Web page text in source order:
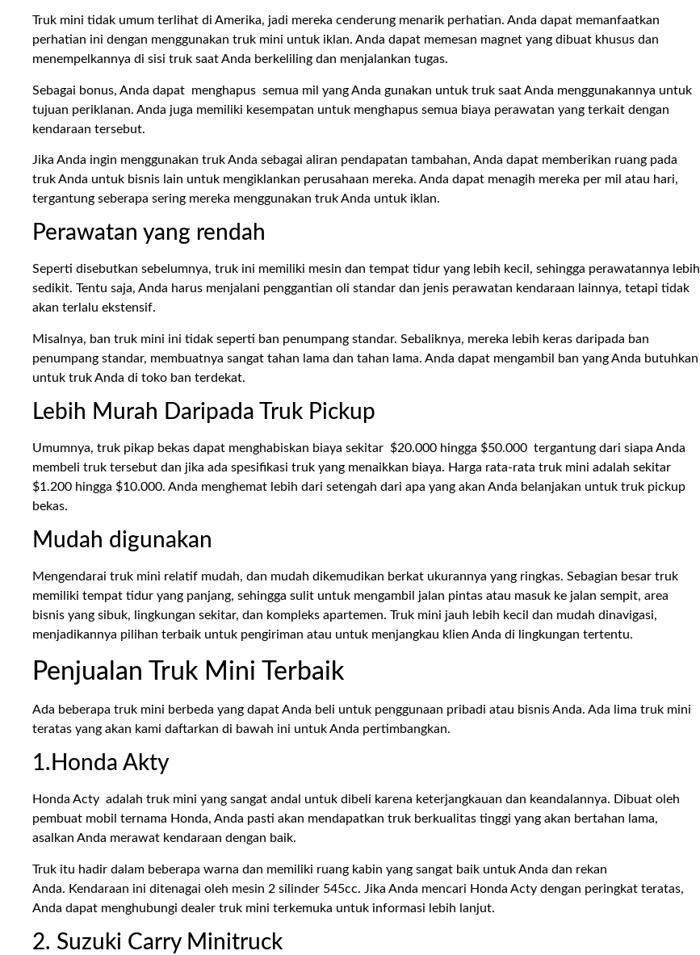
Truk mini tidak umum terlihat di Amerika, jadi mereka cenderung menarik perhatian. Anda dapat memanfaatkan
perhatian ini dengan menggunakan truk mini untuk iklan. Anda dapat memesan magnet yang dibuat khusus dan
menempelkannya di sisi truk saat Anda berkeliling dan menjalankan tugas.
Sebagai bonus, Anda dapat menghapus semua mil yang Anda gunakan untuk truk saat Anda menggunakannya untuk
tujuan periklanan. Anda juga memiliki kesempatan untuk menghapus semua biaya perawatan yang terkait dengan
kendaraan tersebut.
Jika Anda ingin menggunakan truk Anda sebagai aliran pendapatan tambahan, Anda dapat memberikan ruang pada
truk Anda untuk bisnis lain untuk mengiklankan perusahaan mereka. Anda dapat menagih mereka per mil atau hari,
tergantung seberapa sering mereka menggunakan truk Anda untuk iklan.
Perawatan yang rendah
Seperti disebutkan sebelumnya, truk ini memiliki mesin dan tempat tidur yang lebih kecil, sehingga perawatannya lebih
sedikit. Tentu saja, Anda harus menjalani penggantian oli standar dan jenis perawatan kendaraan lainnya, tetapi tidak
akan terlalu ekstensif.
Misalnya, ban truk mini ini tidak seperti ban penumpang standar. Sebaliknya, mereka lebih keras daripada ban
penumpang standar, membuatnya sangat tahan lama dan tahan lama. Anda dapat mengambil ban yang Anda butuhkan
untuk truk Anda di toko ban terdekat.
Lebih Murah Daripada Truk Pickup
Umumnya, truk pikap bekas dapat menghabiskan biaya sekitar $20.000 hingga $50.000 tergantung dari siapa Anda
membeli truk tersebut dan jika ada spesifikasi truk yang menaikkan biaya. Harga rata-rata truk mini adalah sekitar
$1.200 hingga $10.000. Anda menghemat lebih dari setengah dari apa yang akan Anda belanjakan untuk truk pickup
bekas.
Mudah digunakan
Mengendarai truk mini relatif mudah, dan mudah dikemudikan berkat ukurannya yang ringkas. Sebagian besar truk
memiliki tempat tidur yang panjang, sehingga sulit untuk mengambil jalan pintas atau masuk ke jalan sempit, area
bisnis yang sibuk, lingkungan sekitar, dan kompleks apartemen. Truk mini jauh lebih kecil dan mudah dinavigasi,
menjadikannya pilihan terbaik untuk pengiriman atau untuk menjangkau klien Anda di lingkungan tertentu.
Penjualan Truk Mini Terbaik
Ada beberapa truk mini berbeda yang dapat Anda beli untuk penggunaan pribadi atau bisnis Anda. Ada lima truk mini
teratas yang akan kami daftarkan di bawah ini untuk Anda pertimbangkan.
1.Honda Akty
Honda Acty adalah truk mini yang sangat andal untuk dibeli karena keterjangkauan dan keandalannya. Dibuat oleh
pembuat mobil ternama Honda, Anda pasti akan mendapatkan truk berkualitas tinggi yang akan bertahan lama,
asalkan Anda merawat kendaraan dengan baik.
Truk itu hadir dalam beberapa warna dan memiliki ruang kabin yang sangat baik untuk Anda dan rekan
Anda. Kendaraan ini ditenagai oleh mesin 2 silinder 545cc. Jika Anda mencari Honda Acty dengan peringkat teratas,
Anda dapat menghubungi dealer truk mini terkemuka untuk informasi lebih lanjut.
2. Suzuki Carry Minitruck